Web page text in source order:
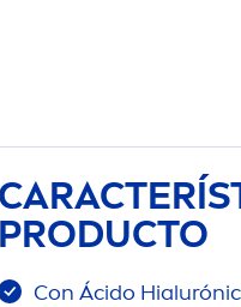
PRODUCTO
Con Ácido